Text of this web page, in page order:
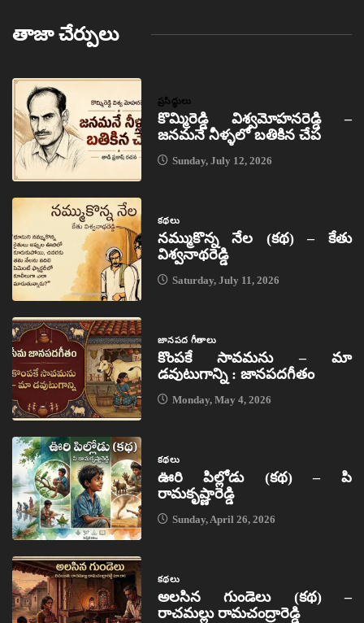
తాజా చేర్పులు
ప్రసిద్ధులు
కొమ్మిరెడ్డి విశ్వమోహనరెడ్డి –
జనమనే నీళ్ళలో బతికిన చేప
Sunday, July 12, 2026
కథలు
నమ్ముకొన్న నేల (కథ) – కేతు
విశ్వనాథరెడ్డి
Saturday, July 11, 2026
జానపద గీతాలు
కొంపకే సావమను – మా
డవుటుగాన్ని : జానపదగీతం
Monday, May 4, 2026
కథలు
ఊరి పిల్లోడు (కథ) – పి
రామకృష్ణారెడ్డి
Sunday, April 26, 2026
కథలు
అలసిన గుండెలు (కథ) –
రాచమల్లు రామచంద్రారెడ్డి